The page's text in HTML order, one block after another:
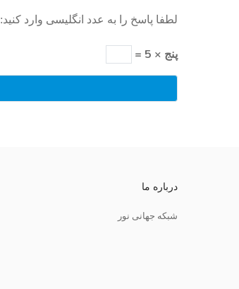
لطفا پاسخ را به عدد انگلیسی وارد کنید:
پنج × 5 =
درباره ما
شبکه جهانی نور